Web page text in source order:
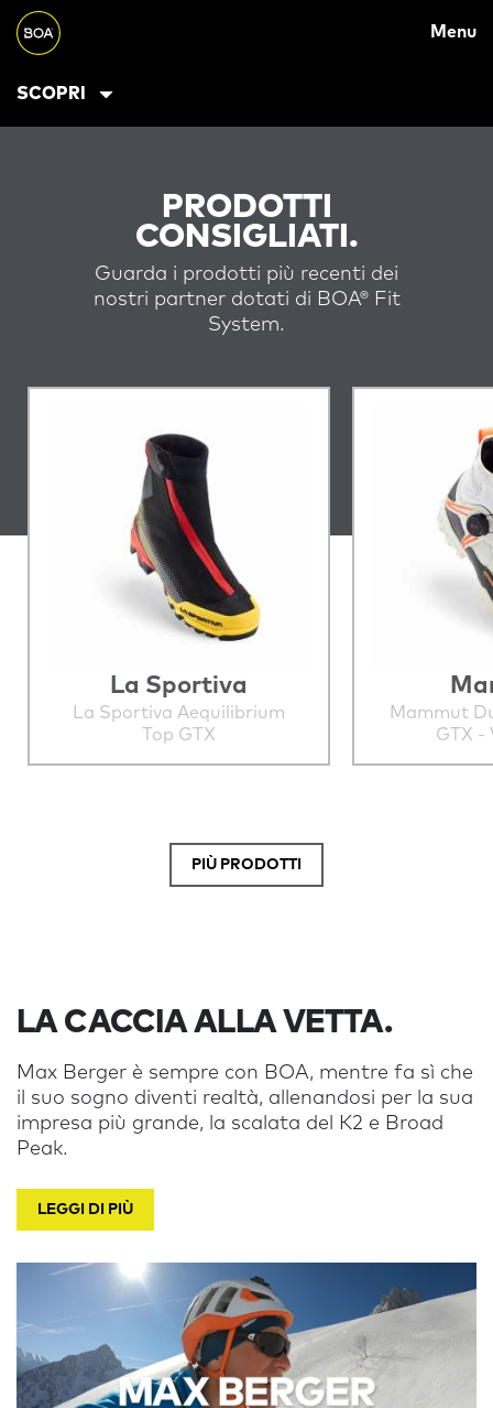
Skip to main content
NAVIGATION
Menu
SCOPRI
PRODOTTI
CONSIGLIATI.
Guarda i prodotti più recenti dei
nostri partner dotati di BOA® Fit
System.
La Sportiva
La Sportiva Aequilibrium
Top GTX
Mammut
GTX -
PIÙ PRODOTTI
LA CACCIA ALLA VETTA.
Max Berger è sempre con BOA, mentre fa sì che
il suo sogno diventi realtà, allenandosi per la sua
impresa più grande, la scalata del K2 e Broad
Peak.
LEGGI DI PIÙ